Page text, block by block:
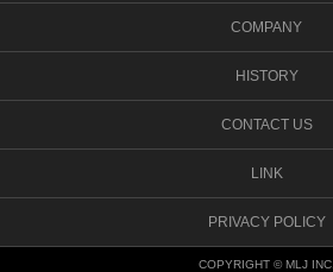
COMPANY
HISTORY
CONTACT US
LINK
PRIVACY POLICY
COPYRIGHT © MLJ INC.